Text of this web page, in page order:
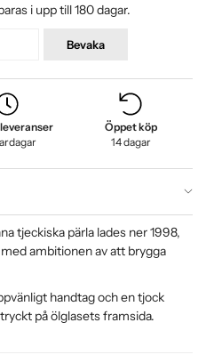
i upp till 180 dagar.
Bevaka
Öppet köp
14 dagar
tjeckiska pärla lades ner 1998,
ambitionen av att brygga
handtag och en tjock
på ölglasets framsida.